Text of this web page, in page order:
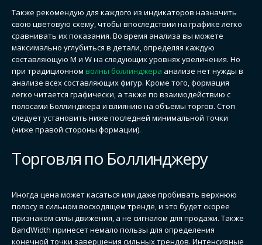
Также рекомендую для каждого из индикаторов назначить
свою цветовую схему, чтобы впоследствии на графике легко
сравнивать их показания. Во время анализа вы можете
максимально углубиться в детали, определяя каждую
составляющую М и W на следующих уровнях увеличения. Но
при традиционном волны боллинджера анализе нет нужды в
анализе всех составляющих фигур. Кроме того, формация
легко читается графически, а также по взаимодействию с
полосами Боллинджера и влиянию на объемы торгов. Стоп
следует установить ниже последней минимальной точки
(ниже правой стороны формации).
Торговля по Боллинджеру
Иногда цена может касаться или даже пробивать верхнюю
полосу в сильном восходящем тренде, и это будет скорее
признаком силы движения, а не сигналом для продажи. Также
BandWidth принесет немало пользы для определения
конечной точки завершения сильных трендов. Интенсивные